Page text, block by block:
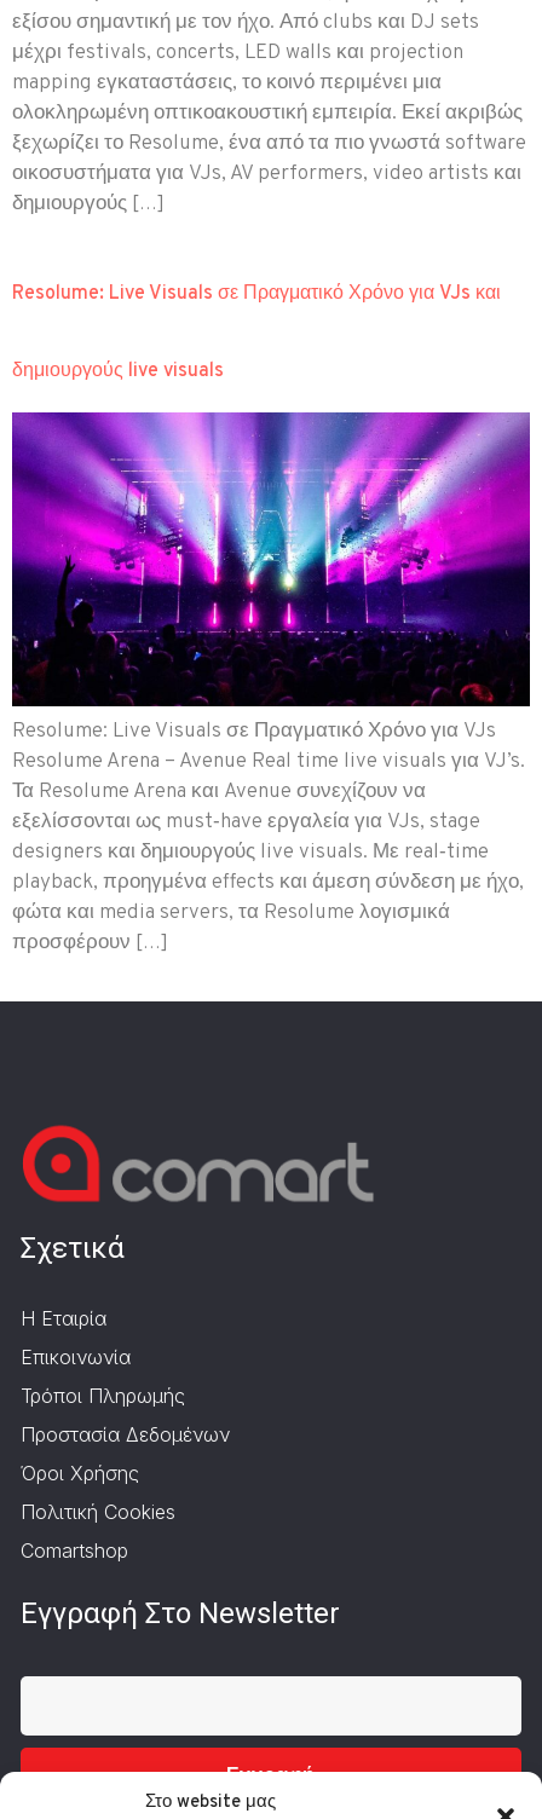
Στο website μας
εξίσου σημαντική με τον ήχο. Από clubs και DJ sets
μέχρι festivals, concerts, LED walls και projection
mapping εγκαταστάσεις, το κοινό περιμένει μια
ολοκληρωμένη οπτικοακουστική εμπειρία. Εκεί ακριβώς
ξεχωρίζει το Resolume, ένα από τα πιο γνωστά software
οικοσυστήματα για VJs, AV performers, video artists και
δημιουργούς […]
Resolume: Live Visuals σε Πραγματικό Χρόνο για VJs και
δημιουργούς live visuals
Resolume: Live Visuals σε Πραγματικό Χρόνο για VJs
Resolume Arena – Avenue Real time live visuals για VJ’s.
Τα Resolume Arena και Avenue συνεχίζουν να
εξελίσσονται ως must‑have εργαλεία για VJs, stage
designers και δημιουργούς live visuals. Με real‑time
playback, προηγμένα effects και άμεση σύνδεση με ήχο,
φώτα και media servers, τα Resolume λογισμικά
προσφέρουν […]
Σχετικά
Η Εταιρία
Επικοινωνία
Τρόποι Πληρωμής
Προστασία Δεδομένων
Όροι Χρήσης
Πολιτική Cookies
Comartshop
Εγγραφή Στο Newsletter
Εγγραφή